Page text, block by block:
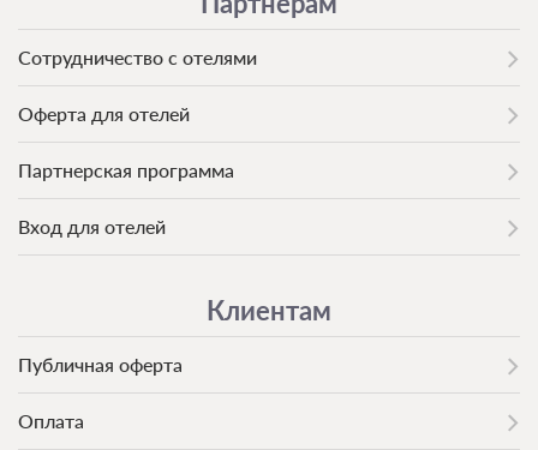
Сотрудничество с отелями
Оферта для отелей
Партнерская программа
Вход для отелей
Клиентам
Публичная оферта
Оплата